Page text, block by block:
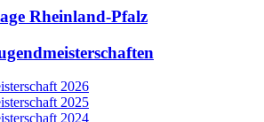
Rheinland-Pfalz
2026
2025
2024